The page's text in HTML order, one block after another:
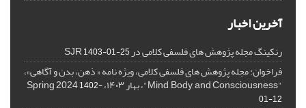
آخرین اخبار
رنکینگ مجله پژوهش های فلسفی کلامی در SJR1403-01-25
فراخوان: مجله پژوهش های فلسفی کلامی، ویژه نامه « ذهن، بدن و آگاهی»،
"Mind, Body, and Consciousness"، بهار ۱۴۰۳، Spring 2024
1402-
01-12